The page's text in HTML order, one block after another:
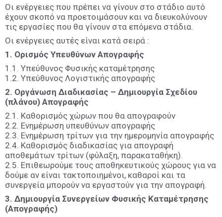
Οι ενέργειες που πρέπει να γίνουν στο στάδιο αυτό
έχουν σκοπό να προετοιμάσουν και να διευκολύνουν
τις εργασίες που θα γίνουν στα επόμενα στάδια.
Οι ενέργειες αυτές είναι κατά σειρά :
1. Ορισμός Υπευθύνων Απογραφής
1.1. Υπεύθυνος Φυσικής καταμέτρησης
1.2. Υπεύθυνος Λογιστικής απογραφής
2. Οργάνωση Διαδικασίας – Δημιουργία Σχεδίου
(πλάνου) Απογραφής
2.1. Καθορισμός χώρων που θα απογραφούν
2.2. Ενημέρωση υπευθύνων απογραφής
2.3. Ενημέρωση τρίτων για την ημερομηνία απογραφής
2.4. Καθορισμός διαδικασίας για απογραφή
αποθεμάτων τρίτων (φύλαξη, παρακαταθήκη).
2.5. Επιθεωρούμε τους αποθηκευτικούς χώρους για να
δούμε αν είναι τακτοποιημένοι, καθαροί και τα
συνεργεία μπορούν να εργαστούν για την απογραφή.
3. Δημιουργία Συνεργείων Φυσικής Καταμέτρησης
(Απογραφής)